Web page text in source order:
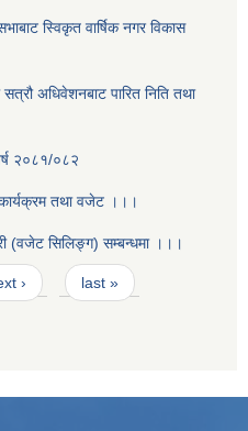
स्विकृत वार्षिक नगर विकास
अधिवेशनबाट पारित निति तथा
२०८१/०८२
तथा वजेट ।।।
(वजेट सिलिङ्ग) सम्बन्धमा ।।।
› last »